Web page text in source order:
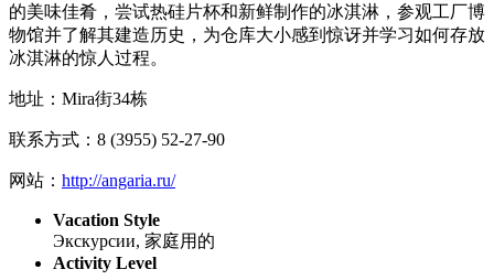
的美味佳肴，尝试热硅片杯和新鲜制作的冰淇淋，参观工厂博
物馆并了解其建造历史，为仓库大小感到惊讶并学习如何存放
冰淇淋的惊人过程。
地址：Mira街34栋
联系方式：8 (3955) 52-27-90
网站： http://angaria.ru/
Vacation Style
Экскурсии, 家庭用的
Activity Level